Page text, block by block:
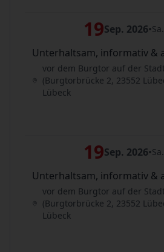
19Sep. 2026•
Unterhaltsam, informativ &
vor dem Burgtor auf der
(Burgtorbrücke 2, 23552
Lübeck
19Sep. 2026•
Unterhaltsam, informativ &
vor dem Burgtor auf der
(Burgtorbrücke 2, 23552
Lübeck